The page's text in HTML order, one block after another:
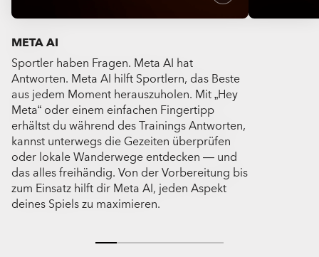
META AI
Sportler haben Fragen. Meta AI hat
Antworten. Meta AI hilft Sportlern, das Beste
aus jedem Moment herauszuholen. Mit „Hey
Meta“ oder einem einfachen Fingertipp
erhältst du während des Trainings Antworten,
kannst unterwegs die Gezeiten überprüfen
oder lokale Wanderwege entdecken — und
das alles freihändig. Von der Vorbereitung bis
zum Einsatz hilft dir Meta AI, jeden Aspekt
deines Spiels zu maximieren.